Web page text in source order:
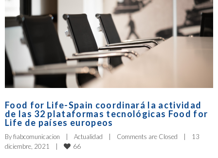
Food for Life-Spain coordinará la actividad
de las 32 plataformas tecnológicas Food for
Life de países europeos
By fiabcomunicacion Actualidad Comments are Closed
13
diciembre, 2021
66